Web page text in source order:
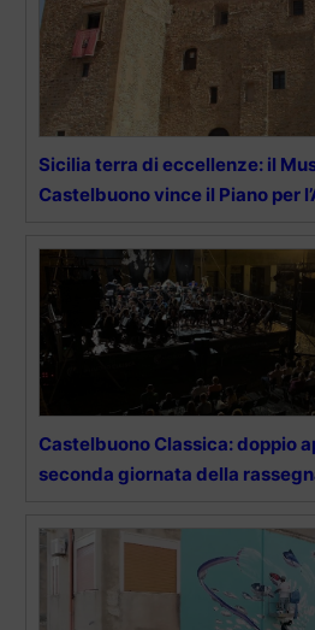
Sicilia terra di eccellenze: il
Castelbuono vince il Piano per
Castelbuono Classica: doppio
seconda giornata della